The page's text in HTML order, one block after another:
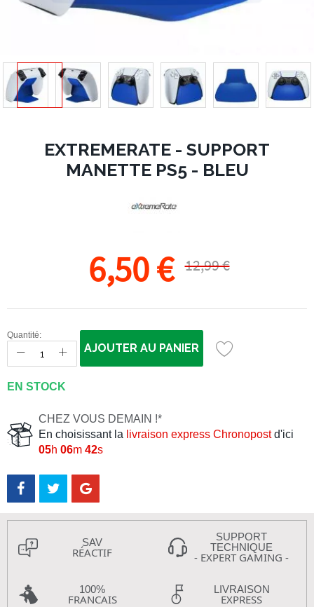
EXTREMERATE - SUPPORT
MANETTE PS5 - BLEU
6,50 € 12,99 €
Quantité:
AJOUTER AU PANIER
EN STOCK
CHEZ VOUS DEMAIN !*
En choisissant la livraison express Chronopostd'ici
05h 06m 42s
SAV
RÉACTIF
SUPPORT
TECHNIQUE
- EXPERT GAMING -
100%
FRANCAIS
LIVRAISON
EXPRESS